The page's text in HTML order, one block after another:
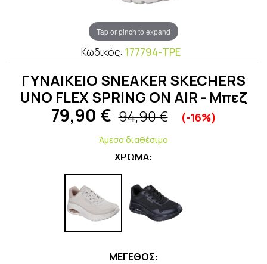
Tap or pinch to expand
Κωδικός: 177794-TPE
ΓΥΝΑΙΚΕΙΟ SNEAKER SKECHERS
UNO FLEX SPRING ON AIR - Μπεζ
79,90 €94,90 € (-16%)
Άμεσα διαθέσιμο
ΧΡΩΜΑ:
ΜΕΓΕΘΟΣ: